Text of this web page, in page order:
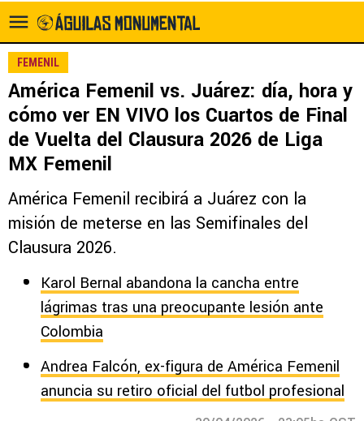
FEMENIL
América Femenil vs. Juárez: día, hora y
cómo ver EN VIVO los Cuartos de Final
de Vuelta del Clausura 2026 de Liga
MX Femenil
América Femenil recibirá a Juárez con la
misión de meterse en las Semifinales del
Clausura 2026.
Karol Bernal abandona la cancha entre
lágrimas tras una preocupante lesión ante
Colombia
Andrea Falcón, ex-figura de América Femenil
anuncia su retiro oficial del futbol profesional